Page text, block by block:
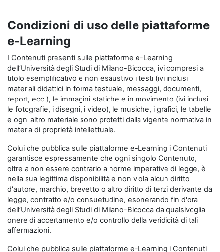
Condizioni di uso delle piattaforme
e-Learning
I Contenuti presenti sulle piattaforme e-Learning
dell’Università degli Studi di Milano-Bicocca, ivi compresi a
titolo esemplificativo e non esaustivo i testi (ivi inclusi
materiali didattici in forma testuale, messaggi, documenti,
report, ecc.), le immagini statiche e in movimento (ivi inclusi
le fotografie, i disegni, i video), le musiche, i grafici, le tabelle
e ogni altro materiale sono protetti dalla vigente normativa in
materia di proprietà intellettuale.
Colui che pubblica sulle piattaforme e-Learning i Contenuti
garantisce espressamente che ogni singolo Contenuto,
oltre a non essere contrario a norme imperative di legge, è
nella sua legittima disponibilità e non viola alcun diritto
d'autore, marchio, brevetto o altro diritto di terzi derivante da
legge, contratto e/o consuetudine, esonerando fin d'ora
dell’Università degli Studi di Milano-Bicocca da qualsivoglia
onere di accertamento e/o controllo della veridicità di tali
affermazioni.
Colui che pubblica sulle piattaforme e-Learning i Contenuti